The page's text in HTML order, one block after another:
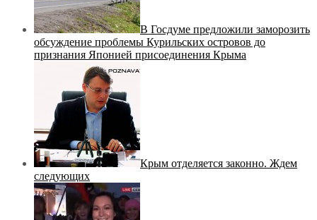
В Госдуме предложили заморозить
обсуждение проблемы Курильских островов до
признания Японией присоединения Крыма
Крым отделяется законно. Ждем
следующих